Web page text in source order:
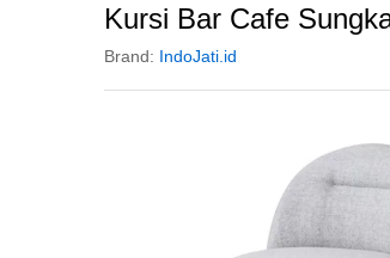
Kursi Bar Cafe
Brand: IndoJati.id